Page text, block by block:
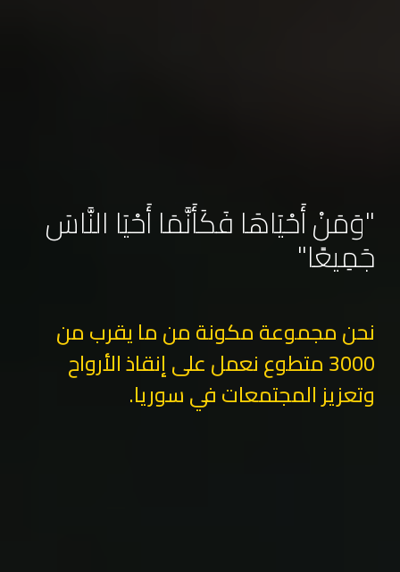
"وَمَنْ أَحْيَاهَا فَكَأَنَّمَا أَحْيَا النَّاسَ
جَمِيعًا"
نحن مجموعة مكونة من ما يقرب من
3000 متطوع نعمل على إنقاذ الأرواح
وتعزيز المجتمعات في سوريا.